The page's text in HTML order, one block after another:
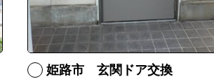
姫路市 玄関ドア交換